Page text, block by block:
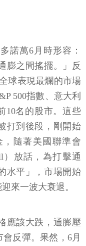
諾萬6月時形容：
膨之間搖擺。」反
球表現最爛的市場
500指數、意大利
10名的股市。這些
打到後段，剛開始
隨著美國聯準會
）放話，為打擊通
水平」，市場開始
來一波大衰退。
應該大跌，通膨壓
反彈。果然，6月